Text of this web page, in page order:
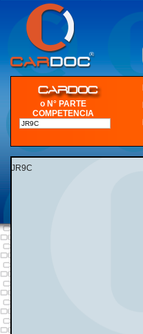
o N° PARTE
COMPETENCIA
JR9C